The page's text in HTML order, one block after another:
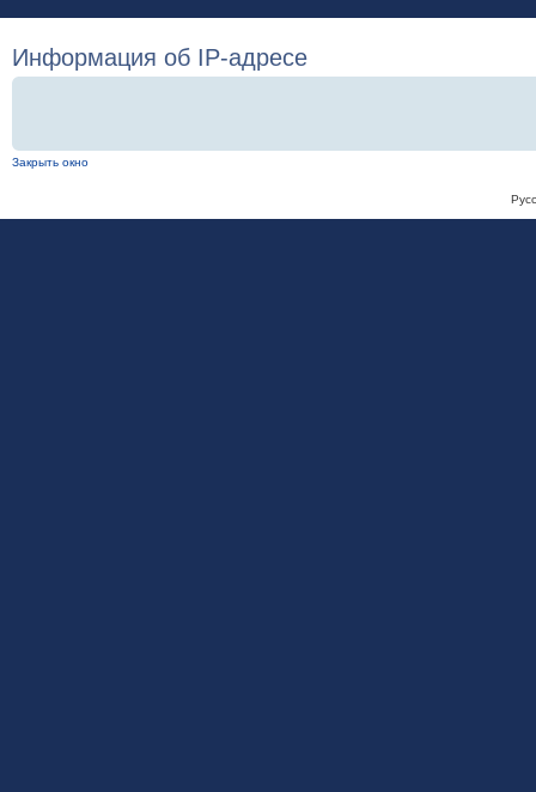
Информация об IP-адресе
Закрыть окно